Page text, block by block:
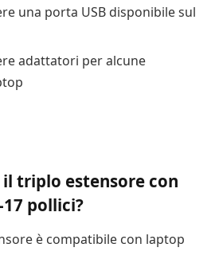
una porta USB disponibile sul
adattatori per alcune
triplo estensore con
pollici?
è compatibile con laptop